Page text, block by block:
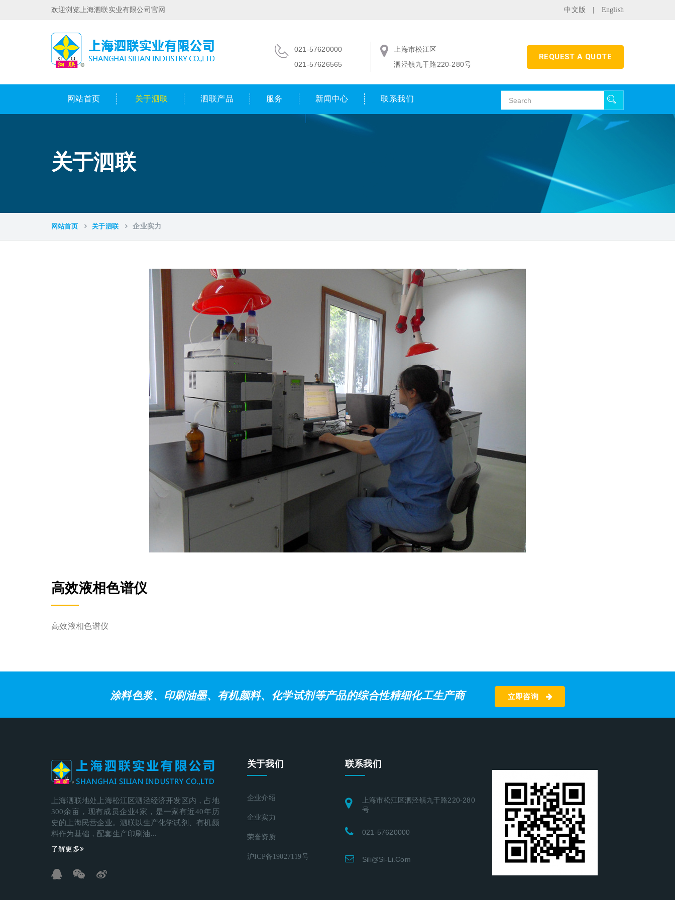
欢迎浏览上海泗联实业有限公司官网 中文版 English
上海市松江区
泗泾镇九干路220-280号
021-57620000
021-57626565
REQUEST A QUOTE
网站首页 关于泗联 泗联产品 服务 新闻中心 联系我们
关于泗联
网站首页 关于泗联 企业实力
高效液相色谱仪
高效液相色谱仪
涂料色浆、印刷油墨、有机颜料、化学试剂等产品的综合性精细化工生产商 立即咨询
上海泗联地处上海松江区泗泾经济开发区内，占地
300余亩，现有成员企业4家，是一家有近40年历
史的上海民营企业。泗联以生产化学试剂、有机颜
料作为基础，配套生产印刷油...
了解更多
关于我们
企业介绍
企业实力
荣誉资质
沪ICP备19027119号
联系我们
上海市松江区泗泾镇九干路220-280
号
021-57620000
Sili@si-Li.com